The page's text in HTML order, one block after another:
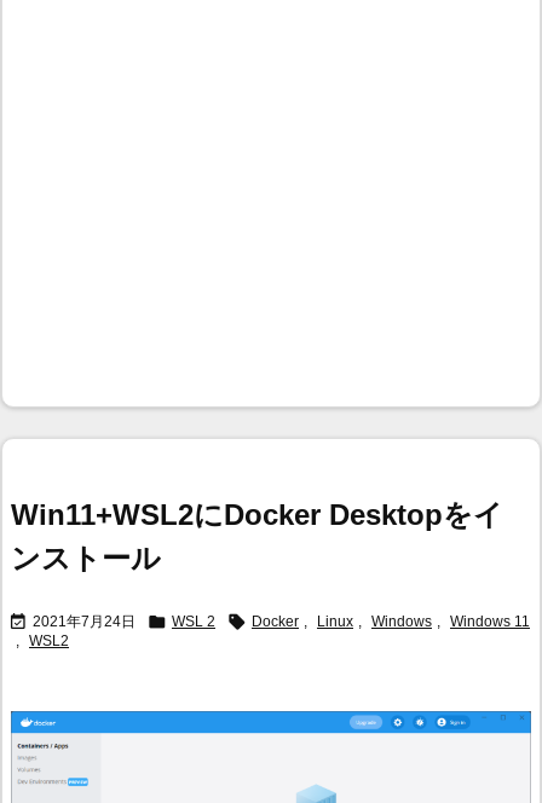
Win11+WSL2にDocker Desktopをイ
ンストール
 2021年7月24日  WSL 2  Docker , Linux , Windows , Windows 11
, WSL2